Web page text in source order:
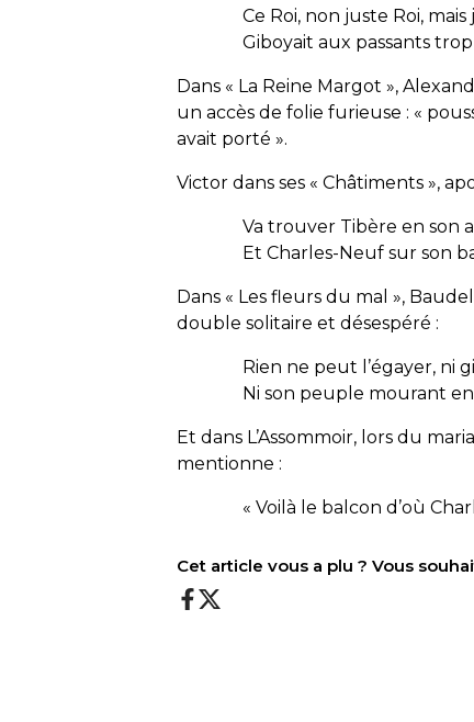
Ce Roi, non juste Roi,
Giboyait aux passants
Dans « La Reine Margot »,
un accès de folie furieuse : «
avait porté ».
Victor dans ses « Châtiments »,
Va trouver Tibère en son
Et Charles-Neuf sur son
Dans « Les fleurs du mal »,
double solitaire et désespéré :
Rien ne peut l’égayer, ni
Ni son peuple mourant
Et dans L’Assommoir, lors du
mentionne :
« Voilà le balcon d’où
Cet article vous a plu ? Vous